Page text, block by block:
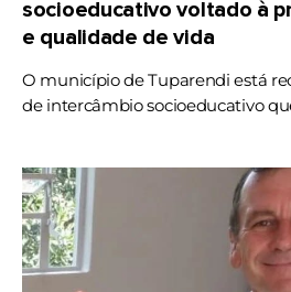
socioeducativo voltado à
e qualidade de vida
O município de Tuparendi está
de intercâmbio socioeducativo